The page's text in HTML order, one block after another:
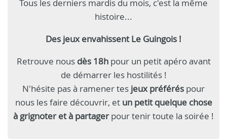
Tous les derniers mardis du mois, c'est la même
histoire...
Des jeux envahissent Le Guingois !
Retrouve nousdès 18h pour un petit apéro avant
de démarrer les hostilités !
N'hésite pas à ramener tes jeux préférés pour
nous les faire découvrir, et un petit quelque chose
à grignoter et à partagerpour tenir toute la soirée !